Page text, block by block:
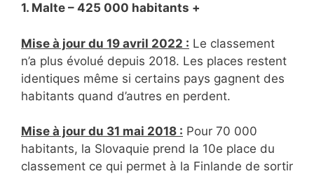
1. Malte – 425 000 habitants +
Mise à jour du 19 avril 2022 : Le classement
n’a plus évolué depuis 2018. Les places restent
identiques même si certains pays gagnent des
habitants quand d’autres en perdent.
Mise à jour du 31 mai 2018 : Pour 70 000
habitants, la Slovaquie prend la 10e place du
classement ce qui permet à la Finlande de sortir